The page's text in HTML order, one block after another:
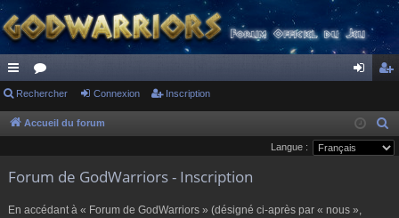
ac
co
ci
or
u
s
ne cri
pti
Rechercher Connexion Inscription
Accueil du forum
e
Langue :
Forum de GodWarriors - Inscription
En accédant à « Forum de GodWarriors » (désigné ci-après par « nous »,